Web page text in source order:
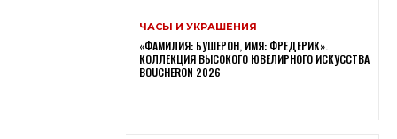
ЧАСЫ И УКРАШЕНИЯ
«ФАМИЛИЯ: БУШЕРОН, ИМЯ: ФРЕДЕРИК».
КОЛЛЕКЦИЯ ВЫСОКОГО ЮВЕЛИРНОГО ИСКУССТВА
BOUCHERON 2026